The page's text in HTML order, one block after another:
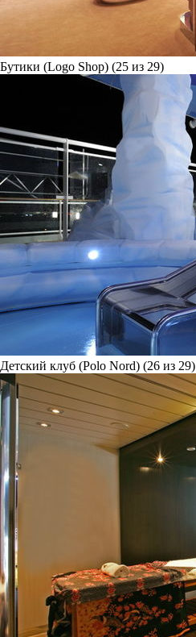
Бутики (Logo Shop) (25 из 29)
Детский клуб (Polo Nord) (26 из 29)